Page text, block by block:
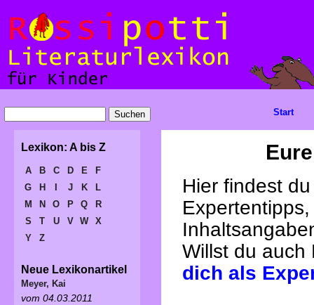
Hier findest
Willst du
dich als
Start
Lexikon: A bis Z
A B C D E
F
G
H J K
L
M
N O P Q
R
S
T U V W
X
Y
Z
Neue Lexikonartikel
Meyer, Kai
vom 04.03.2011